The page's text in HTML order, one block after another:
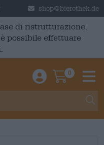
shop@bierothek.de
di ristrutturazione.
possibile effettuare
Einloggen /
0